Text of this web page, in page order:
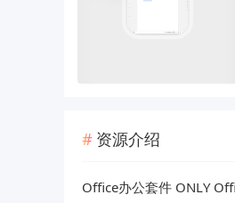
资源介绍
Office办公套件 ONLY